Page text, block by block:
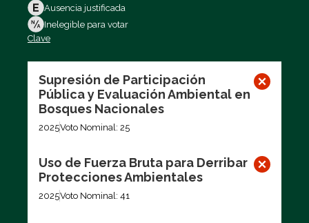
Ausencia justificada
Inelegible para votar
Clave
Supresión de Participación
Pública y Evaluación Ambiental en
Bosques Nacionales
2025Voto Nominal: 25
Uso de Fuerza Bruta para Derribar
Protecciones Ambientales
2025Voto Nominal: 41